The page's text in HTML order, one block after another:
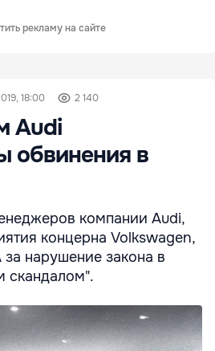
рекламу на сайте
18:00 2 140
Audi
обвинения в
компании Audi,
концерна Volkswagen,
нарушение закона в
скандалом".